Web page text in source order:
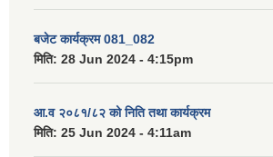
बजेट कार्यक्रम 081_082
मिति: 28 Jun 2024 - 4:15pm
आ.व २०८१/८२ को निति तथा कार्यक्रम
मिति: 25 Jun 2024 - 4:11am